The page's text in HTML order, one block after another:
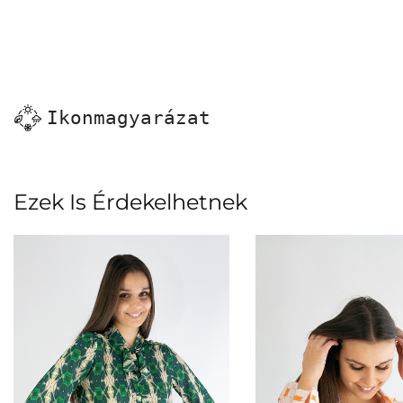
Ikonmagyarázat
Ezek Is Érdekelhetnek